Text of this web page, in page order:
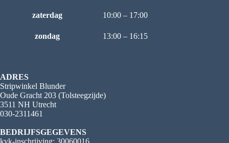
zaterdag 10:00 – 17:00
zondag 13:00 – 16:15
ADRES
Stripwinkel Blunder
Oude Gracht 203 (Tolsteegzijde)
3511 NH Utrecht
030-2311461
BEDRIJFSGEGEVENS
kvk-inschrijving: 30060016